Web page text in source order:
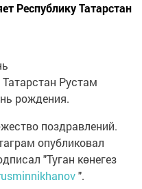
Республику Татарстан
Рустам
рождения.
поздравлений.
опубликовал
"Туган көнегез
".